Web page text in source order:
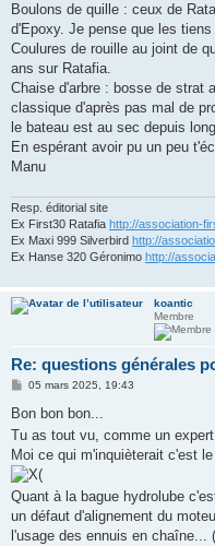
Boulons de quille : ceux de
d'Epoxy. Je pense que les
Coulures de rouille au joint de
ans sur Ratafia.
Chaise d'arbre : bosse de strat
classique d'après pas mal de
le bateau est au sec depuis
En espérant avoir pu un peu
Manu
Resp. éditorial site
Ex First30 Ratafia http://association-
Ex Maxi 999 Silverbird http://
Ex Hanse 320 Géronimo http://
koantic
Membre
Re: questions générales
M
s
a
g
e
05 mars 2025, 19:43
Bon bon bon...
Tu as tout vu, comme un
Moi ce qui m'inquièterait c'est
Quant à la bague hydrolube
un défaut d'alignement du
l'usage des ennuis en